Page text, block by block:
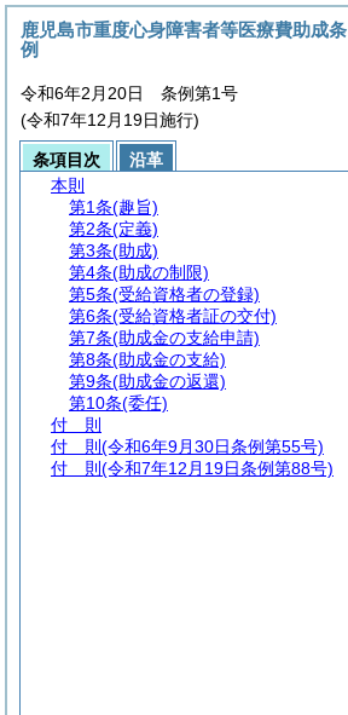
鹿児島市重度心身障害者等医療費助成条
例
令和6年2月20日 条例第1号
(令和7年12月19日施行)
条項目次
沿革
本則
第1条(趣旨)
第2条(定義)
第3条(助成)
第4条(助成の制限)
第5条(受給資格者の登録)
第6条(受給資格者証の交付)
第7条(助成金の支給申請)
第8条(助成金の支給)
第9条(助成金の返還)
第10条(委任)
付 則
付 則 (令和6年9月30日条例第55号)
付 則 (令和7年12月19日条例第88号)